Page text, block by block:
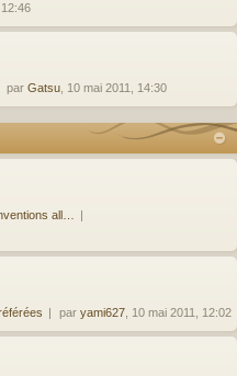
12:46
par Gatsu , 10 mai 2011, 14:30
all…
par yami627 , 10 mai 2011, 12:02